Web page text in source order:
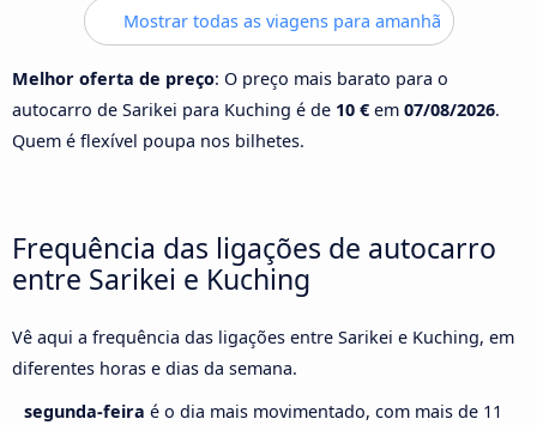
Mostrar todas as viagens para amanhã
Melhor oferta de preço: O preço mais barato para o
autocarro de Sarikei para Kuching é de 10 € em 07/08/2026.
Quem é flexível poupa nos bilhetes.
Frequência das ligações de autocarro
entre Sarikei e Kuching
Vê aqui a frequência das ligações entre Sarikei e Kuching, em
diferentes horas e dias da semana.
segunda-feira é o dia mais movimentado, com mais de 11